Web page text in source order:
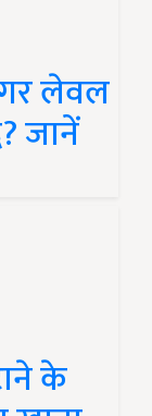
लेवल
जानें
के